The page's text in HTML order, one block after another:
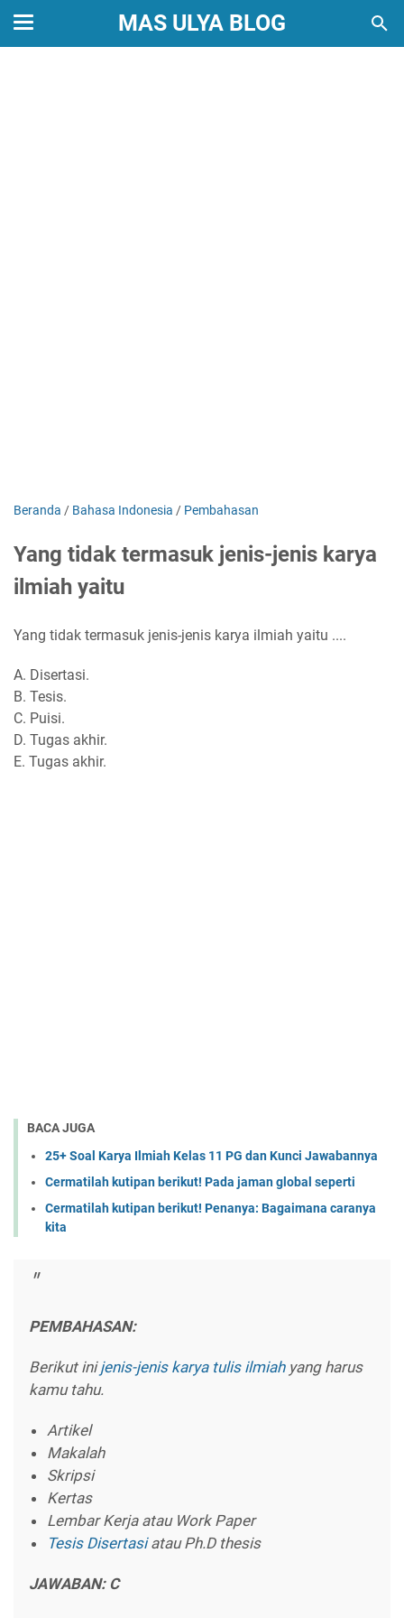
MAS ULYA BLOG
Beranda / Bahasa Indonesia / Pembahasan
Yang tidak termasuk jenis-jenis karya
ilmiah yaitu
Yang tidak termasuk jenis-jenis karya ilmiah yaitu ....
A. Disertasi.
B. Tesis.
C. Puisi.
D. Tugas akhir.
E. Tugas akhir.
BACA JUGA
25+ Soal Karya Ilmiah Kelas 11 PG dan Kunci Jawabannya
Cermatilah kutipan berikut! Pada jaman global seperti
Cermatilah kutipan berikut! Penanya: Bagaimana caranya
kita
PEMBAHASAN:
Berikut inijenis-jenis karya tulis ilmiahyang harus
kamu tahu.
Artikel
Makalah
Skripsi
Kertas
Lembar Kerja atau Work Paper
Tesis Disertasiatau Ph.D thesis
JAWABAN: C